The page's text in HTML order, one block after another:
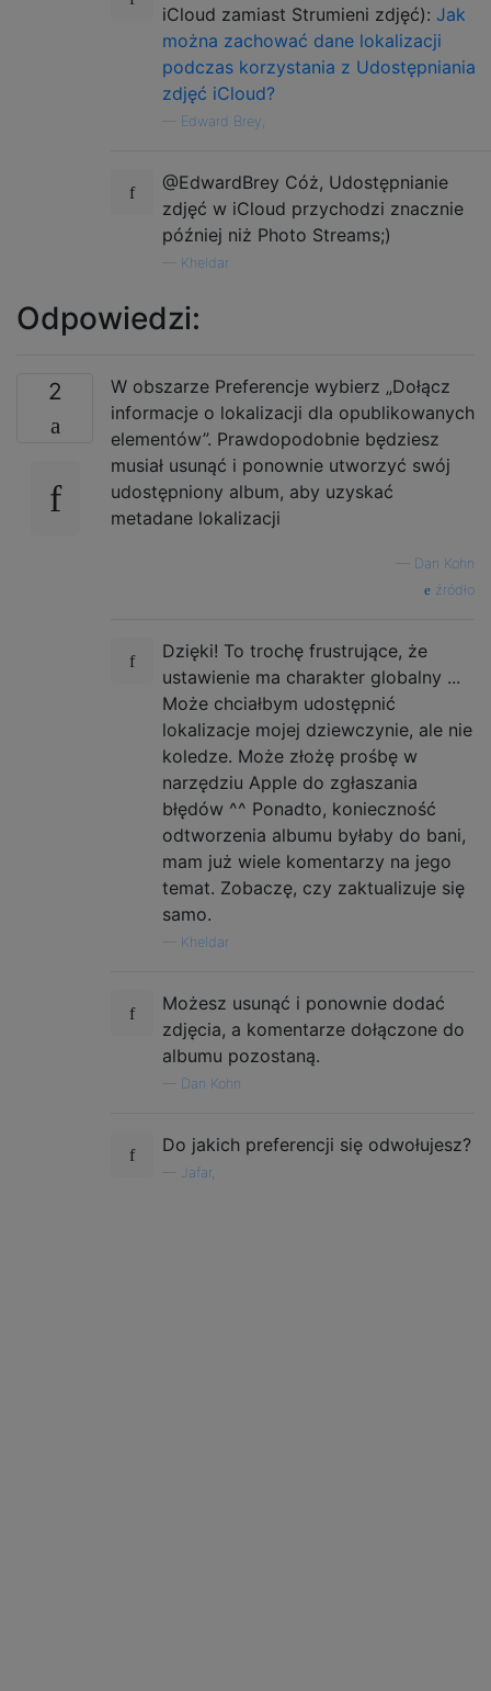
iCloud zamiast Strumieni zdjęć): Jak
można zachować dane lokalizacji
podczas korzystania z Udostępniania
zdjęć iCloud?
Edward Brey,
@EdwardBrey Cóż, Udostępnianie
zdjęć w iCloud przychodzi znacznie
później niż Photo Streams;)
Kheldar
Odpowiedzi:
2
W obszarze Preferencje wybierz „Dołącz
informacje o lokalizacji dla opublikowanych
elementów”. Prawdopodobnie będziesz
musiał usunąć i ponownie utworzyć swój
udostępniony album, aby uzyskać
metadane lokalizacji
Dan Kohn
źródło
Dzięki! To trochę frustrujące, że
ustawienie ma charakter globalny ...
Może chciałbym udostępnić
lokalizacje mojej dziewczynie, ale nie
koledze. Może złożę prośbę w
narzędziu Apple do zgłaszania
błędów ^^ Ponadto, konieczność
odtworzenia albumu byłaby do bani,
mam już wiele komentarzy na jego
temat. Zobaczę, czy zaktualizuje się
samo.
Kheldar
Możesz usunąć i ponownie dodać
zdjęcia, a komentarze dołączone do
albumu pozostaną.
Dan Kohn
Do jakich preferencji się odwołujesz?
Jafar,